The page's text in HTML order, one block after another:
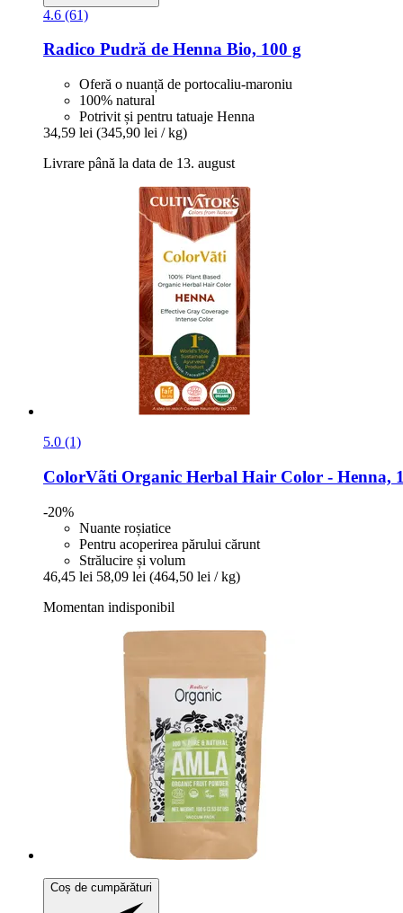
4.6 (61)
Radico Pudră de Henna Bio, 100 g
Oferă o nuanță de portocaliu-maroniu
100% natural
Potrivit și pentru tatuaje Henna
34,59 lei (345,90 lei / kg)
Livrare până la data de 13. august
5.0 (1)
ColorVãti Organic Herbal Hair Color -​ Henna,
-20%
Nuante roșiatice
Pentru acoperirea părului cărunt
Strălucire și volum
46,45 lei 58,09 lei (464,50 lei / kg)
Momentan indisponibil
Coș de cumpărături